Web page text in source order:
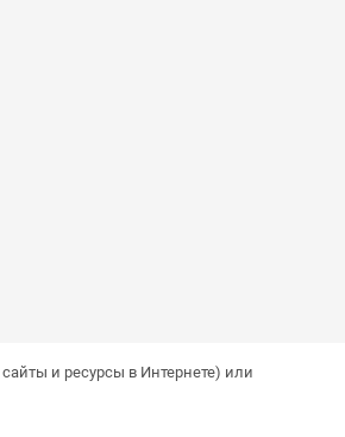
и ресурсы в Интернете) или